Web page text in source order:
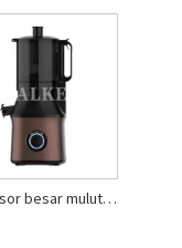
Pelongsor besar mulut besar 300w tembaga motor perlahan juicer